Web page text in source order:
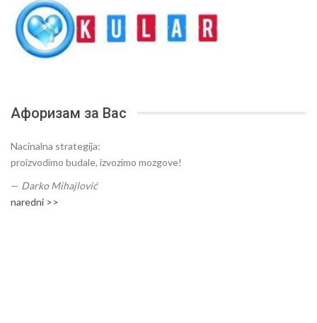
Афоризам за Вас
Nacinalna strategija:
proizvodimo budale, izvozimo mozgove!
— Darko Mihajlović
naredni >>